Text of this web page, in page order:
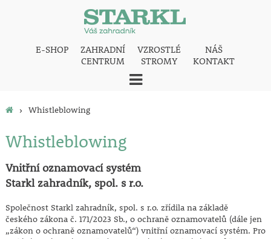
E-SHOP
ZAHRADNÍ
CENTRUM
VZROSTLÉ
STROMY
NÁŠ
KONTAKT
› Whistleblowing
Whistleblowing
Vnitřní oznamovací systém
Starkl zahradník, spol. s r.o.
Společnost Starkl zahradník, spol. s r.o. zřídila na základě
českého zákona č. 171/2023 Sb., o ochraně oznamovatelů (dále jen
„zákon o ochraně oznamovatelů“) vnitřní oznamovací systém. Pro